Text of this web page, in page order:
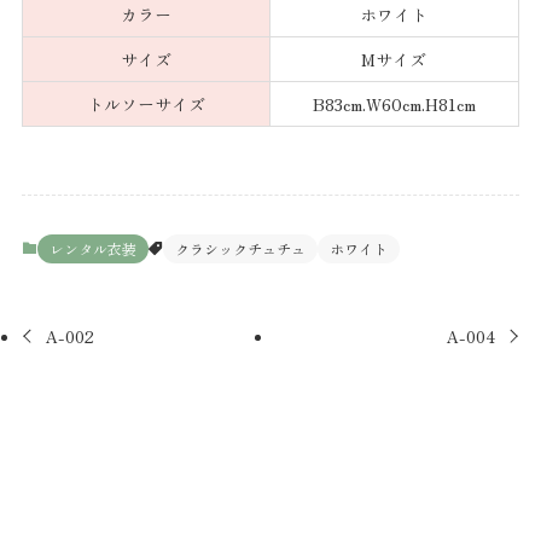
カラー
ホワイト
サイズ
Mサイズ
トルソーサイズ
B83cm.W60cm.H81cm
レンタル衣装 クラシックチュチュ ホワイト
A-002 A-004